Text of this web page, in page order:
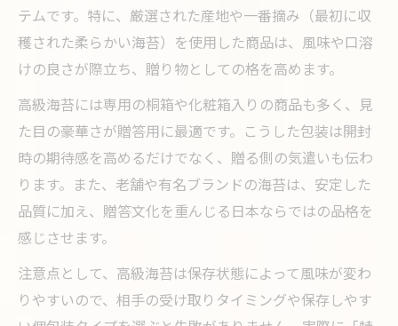
テムです。特に、厳選された産地や一番摘み（最初に収
穫された柔らかい海苔）を使用した商品は、風味や口溶
けの良さが際立ち、贈り物としての格を高めます。
高級海苔には専用の桐箱や化粧箱入りの商品も多く、見
た目の豪華さが贈答用に最適です。こうした包装は開封
時の期待感を高めるだけでなく、贈る側の気遣いも伝わ
ります。また、老舗や有名ブランドの海苔は、安定した
品質に加え、贈答文化を重んじる日本ならではの品格を
感じさせます。
注意点として、高級海苔は保存状態によって風味が変わ
りやすいので、相手の受け取りタイミングや保存しやす